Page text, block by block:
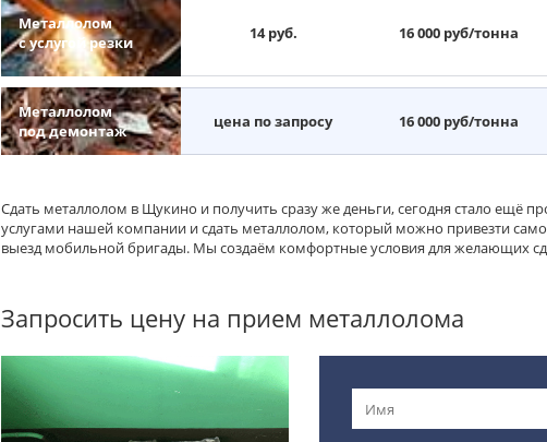
Металлолом
с услугой резки
14 руб. 16 000 руб/тонна
Металлолом
под демонтаж
цена по запросу 16 000 руб/тонна
Сдать металлолом в Щукино и получить сразу же деньги, сегодня стало ещё
услугами нашей компании и сдать металлолом, который можно привезти
выезд мобильной бригады. Мы создаём комфортные условия для желающих
Запросить цену на прием металлолома